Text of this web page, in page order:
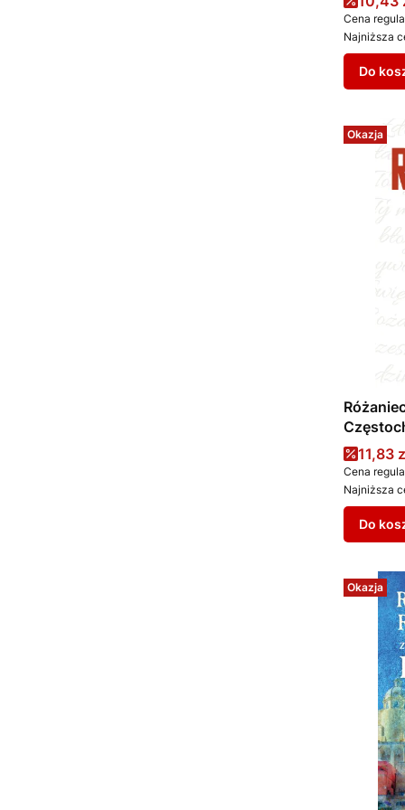
Cena
Najniższa
Do
Okazja
Cena
11,83
Cena
Najniższa
Do
Okazja